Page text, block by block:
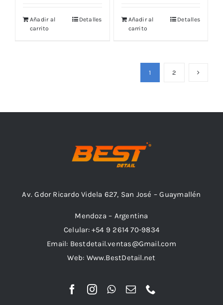
Añadir al
carrito
Detalles
Añadir al
carrito
Detalles
1 2
Av. Gdor Ricardo Videla 627, San José – Guaymallén
Mendoza – Argentina
Celular: +54 9 2614 70-9834
Email: Bestdetail.ventas@Gmail.com
Web: Www.BestDetail.net